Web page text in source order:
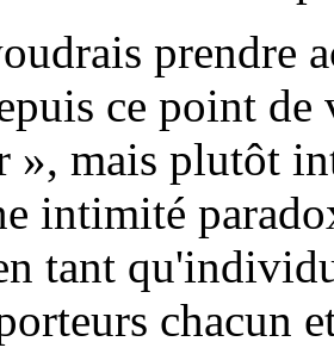
prendre
ce point de
», mais plutôt
intimité
tant
chacun